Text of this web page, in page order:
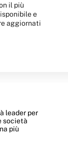
il più
e
aggiornati
leader per
società
più